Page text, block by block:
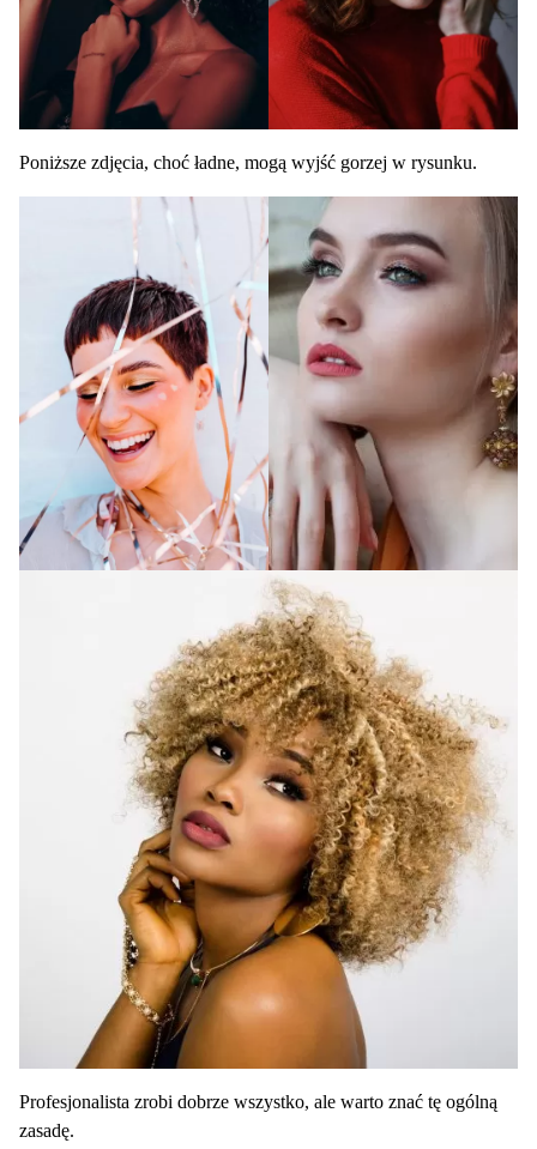
Poniższe zdjęcia, choć ładne, mogą wyjść gorzej w rysunku.
Profesjonalista zrobi dobrze wszystko, ale warto znać tę ogólną
zasadę.